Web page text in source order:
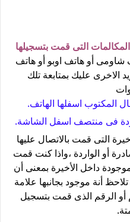
التى قمت بتسجيلها
أو هاتف اوبو أو هاتف
الاخرى عليك بمتابعة تلك
المكتوب اسفلها الهاتف.
فى منتصف اسفل الشاشة.
التى قمت بالاتصال عليها
أو الواردة ،واذا كنت قمت
داخل الأخيرة بمعنى أن
أنة موجود بجانبها علامة
الرقم الذى قمت بتسجيل